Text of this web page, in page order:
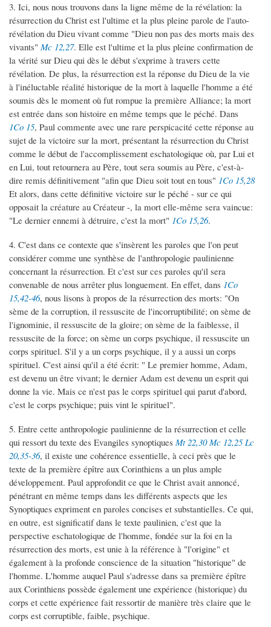
3. Ici, nous nous trouvons dans la ligne même de la révélation: la
résurrection du Christ est l'ultime et la plus pleine parole de l'auto-
révélation du Dieu vivant comme "Dieu non pas des morts mais des
vivants" Mc 12,27. Elle est l'ultime et la plus pleine confirmation de
la vérité sur Dieu qui dès le début s'exprime à travers cette
révélation. De plus, la résurrection est la réponse du Dieu de la vie
à l'inéluctable réalité historique de la mort à laquelle l'homme a été
soumis dès le moment où fut rompue la première Alliance; la mort
est entrée dans son histoire en même temps que le péché. Dans
1Co 15, Paul commente avec une rare perspicacité cette réponse au
sujet de la victoire sur la mort, présentant la résurrection du Christ
comme le début de l'accomplissement eschatologique où, par Lui et
en Lui, tout retournera au Père, tout sera soumis au Père, c'est-à-
dire remis définitivement "afin que Dieu soit tout en tous" 1Co 15,28
Et alors, dans cette définitive victoire sur le péché - sur ce qui
opposait la créature au Créateur -, la mort elle-même sera vaincue:
"Le dernier ennemi à détruire, c'est la mort" 1Co 15,26.
4. C'est dans ce contexte que s'insèrent les paroles que l'on peut
considérer comme une synthèse de l'anthropologie paulinienne
concernant la résurrection. Et c'est sur ces paroles qu'il sera
convenable de nous arrêter plus longuement. En effet, dans 1Co
15,42-46, nous lisons à propos de la résurrection des morts: "On
sème de la corruption, il ressuscite de l'incorruptibilité; on sème de
l'ignominie, il ressuscite de la gloire; on sème de la faiblesse, il
ressuscite de la force; on sème un corps psychique, il ressuscite un
corps spirituel. S'il y a un corps psychique, il y a aussi un corps
spirituel. C'est ainsi qu'il a été écrit: " Le premier homme, Adam,
est devenu un être vivant; le dernier Adam est devenu un esprit qui
donne la vie. Mais ce n'est pas le corps spirituel qui parut d'abord,
c'est le corps psychique; puis vint le spirituel".
5. Entre cette anthropologie paulinienne de la résurrection et celle
qui ressort du texte des Evangiles synoptiques Mt 22,30 Mc 12,25 Lc
20,35-36, il existe une cohérence essentielle, à ceci près que le
texte de la première épître aux Corinthiens a un plus ample
développement. Paul approfondit ce que le Christ avait annoncé,
pénétrant en même temps dans les différents aspects que les
Synoptiques expriment en paroles concises et substantielles. Ce qui,
en outre, est significatif dans le texte paulinien, c'est que la
perspective eschatologique de l'homme, fondée sur la foi en la
résurrection des morts, est unie à la référence à "l'origine" et
également à la profonde conscience de la situation "historique" de
l'homme. L'homme auquel Paul s'adresse dans sa première épître
aux Corinthiens possède également une expérience (historique) du
corps et cette expérience fait ressortir de manière très claire que le
corps est corruptible, faible, psychique.